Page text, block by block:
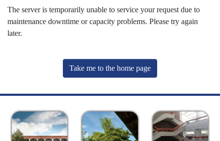
The server is temporarily unable to service your request due to
maintenance downtime or capacity problems. Please try again
later.
Take me to the home page